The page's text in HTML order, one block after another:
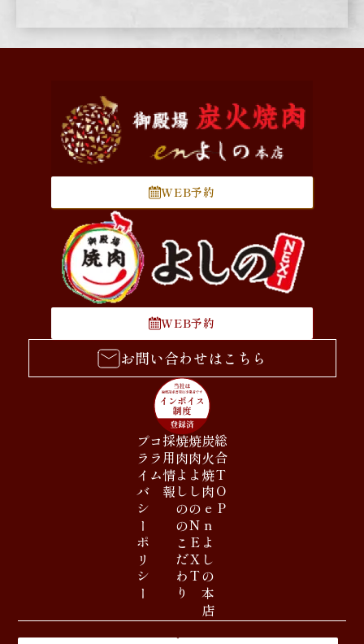
WEB予約
WEB予約
お問い合わせはこちら
総合TOP
炭火焼肉enよしの本店
焼肉よしのNEXT
焼肉よしののこだわり
採用情報
コラム
プライバシーポリシー